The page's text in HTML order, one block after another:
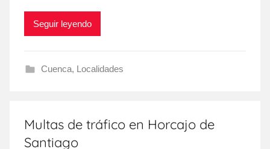
Seguir leyendo
Cuenca, Localidades
Multas de tráfico en Horcajo de
Santiago